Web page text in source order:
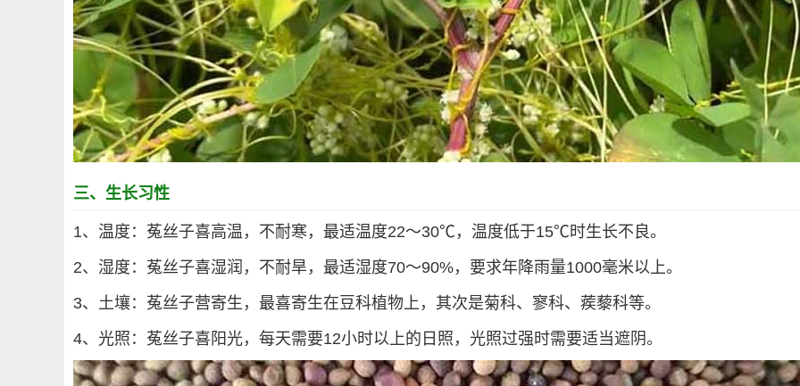
三、生长习性
1、温度：菟丝子喜高温，不耐寒，最适温度22～30℃，温度低于15℃时生长不良。
2、湿度：菟丝子喜湿润，不耐旱，最适湿度70～90%，要求年降雨量1000毫米以上。
3、土壤：菟丝子营寄生，最喜寄生在豆科植物上，其次是菊科、寥科、蒺藜科等。
4、光照：菟丝子喜阳光，每天需要12小时以上的日照，光照过强时需要适当遮阴。